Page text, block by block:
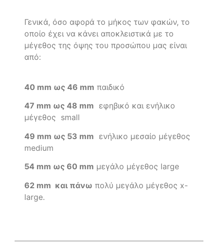
Γενικά, όσο αφορά το μήκος των φακών, το
οποίο έχει να κάνει αποκλειστικά με το
μέγεθος της όψης του προσώπου μας είναι
από:
40 mm ως 46 mm παιδικό
47 mm ως 48 mm εφηβικό και ενήλικο
μέγεθος small
49 mm ως 53 mm ενήλικο μεσαίο μέγεθος
medium
54 mm ως 60 mm μεγάλο μέγεθος large
62 mm και πάνω πολύ μεγάλο μέγεθος x-
large.